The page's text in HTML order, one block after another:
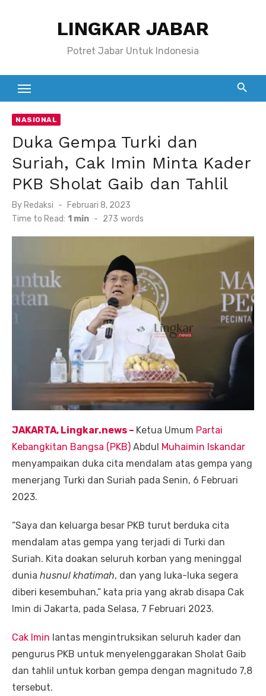
LINGKAR JABAR
Potret Jabar Untuk Indonesia
NASIONAL
Duka Gempa Turki dan
Suriah, Cak Imin Minta Kader
PKB Sholat Gaib dan Tahlil
By Redaksi
Posted
on
Februari 8, 2023
Time to Read: 1 min - 273 words
JAKARTA, Lingkar.news – Ketua Umum Partai
Kebangkitan Bangsa (PKB) Abdul Muhaimin Iskandar
menyampaikan duka cita mendalam atas gempa yang
menerjang Turki dan Suriah pada Senin, 6 Februari
2023.
“Saya dan keluarga besar PKB turut berduka cita
mendalam atas gempa yang terjadi di Turki dan
Suriah. Kita doakan seluruh korban yang meninggal
dunia husnul khatimah, dan yang luka-luka segera
diberi kesembuhan,” kata pria yang akrab disapa Cak
Imin di Jakarta, pada Selasa, 7 Februari 2023.
Cak Imin lantas mengintruksikan seluruh kader dan
pengurus PKB untuk menyelenggarakan Sholat Gaib
dan tahlil untuk korban gempa dengan magnitudo 7,8
tersebut.